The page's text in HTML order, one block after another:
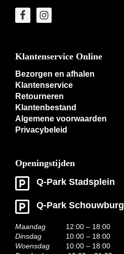
Klantenservice Online
Bezorgen en afhalen
Klantenservice
Retourneren
Klantenbestand
Algemene voorwaarden
Privacybeleid
Openingstijden
Q-Park Stadsplein
Q-Park Schouwburg
Maandag
12:00 – 18:00
Dinsdag
10:00 – 18:00
Woensdag
10:00 – 18:00